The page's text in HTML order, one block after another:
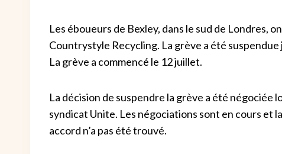
Les éboueurs de Bexley, dans le sud de Londres,
Countrystyle Recycling. La grève a été
La grève a commencé le 12 juillet.
La décision de suspendre la grève a été négociée
syndicat Unite. Les négociations sont en cours et
accord n’a pas été trouvé.